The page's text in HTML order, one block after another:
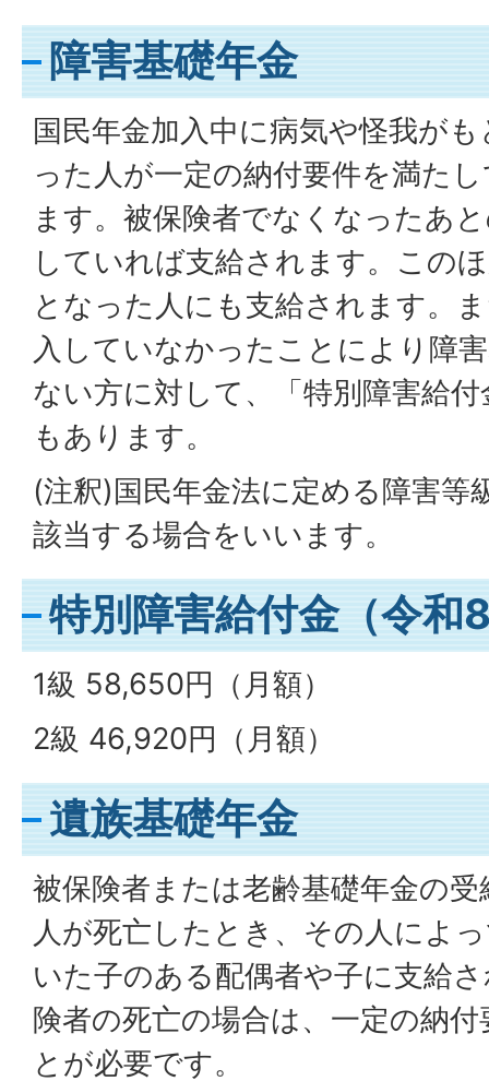
障害基礎年金
国民年金加入中に病気や怪我が
った人が一定の納付要件を満た
ます。被保険者でなくなったあ
していれば支給されます。この
となった人にも支給されます。
入していなかったことにより障
ない方に対して、「特別障害給
もあります。
(注釈)国民年金法に定める障害等
該当する場合をいいます。
特別障害給付金（令和
1級 58,650円（月額）
2級 46,920円（月額）
遺族基礎年金
被保険者または老齢基礎年金の
人が死亡したとき、その人によ
いた子のある配偶者や子に支給
険者の死亡の場合は、一定の納
とが必要です。